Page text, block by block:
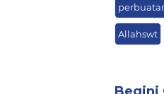
Allahswt
Begini